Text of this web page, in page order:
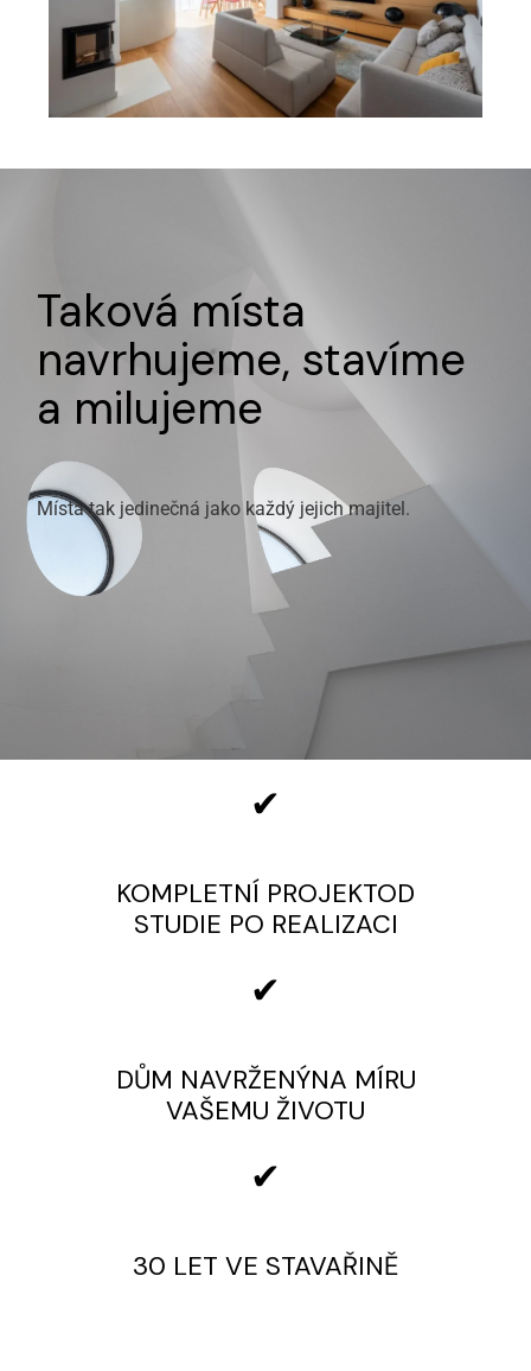
Taková místa
navrhujeme, stavíme
a milujeme
Místa tak jedinečná jako každý jejich majitel.
✔
30 LET VE STAVAŘINĚ
✔
DŮM NAVRŽENÝNA MÍRU
VAŠEMU ŽIVOTU
✔
KOMPLETNÍ PROJEKTOD
STUDIE PO REALIZACI